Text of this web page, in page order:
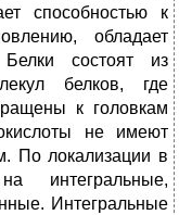
способностью к
обладает
состоят из
белков, где
к головкам
не имеют
По локализации в
интегральные,
Интегральные